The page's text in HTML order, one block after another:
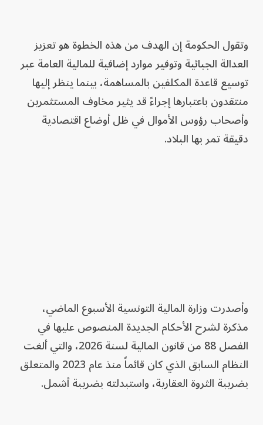
وتقول الحكومة إن الهدف من هذه الخطوة هو تعزيز
العدالة الجبائية وتوفير موارد إضافية للمالية العامة عبر
توسيع قاعدة المكلفين بالمساهمة، بينما ينظر إليها
منتقدون باعتبارها إجراءً قد يثير مخاوف المستثمرين
وأصحاب رؤوس الأموال في ظل أوضاع اقتصادية
دقيقة تمر بها البلاد.
وأصدرت وزارة المالية التونسية الأسبوع الماضي،
مذكرة لشرح الأحكام الجديدة المنصوص عليها في
الفصل 88 من قانون المالية لسنة 2026، والتي ألغت
النظام السابق الذي كان قائماً منذ عام 2023 والمتعلق
بضريبة الثروة العقارية، واستبدلته بضريبة أشمل.